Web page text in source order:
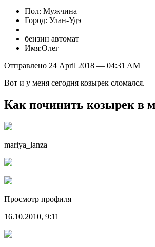
Пол: Мужчина
Город: Улан-Удэ
бензин автомат
Имя:Олег
Отправлено 24 April 2018 — 04:31 AM
Вот и у меня сегодня козырек сломался.
Как починить козырек в
mariya_lanza
Просмотр профиля
16.10.2010, 9:11